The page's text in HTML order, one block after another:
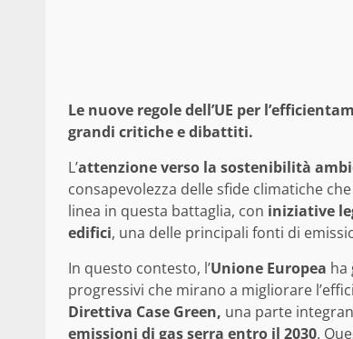
Le nuove regole dell’UE per
grandi critiche e dibattiti.
L’attenzione verso la sostenibilità
consapevolezza delle sfide climatiche
linea in questa battaglia, con iniziative
edifici, una delle principali fonti di
In questo contesto, l’Unione Europea ha
progressivi che mirano a migliorare
Direttiva Case Green, una parte
emissioni di gas serra entro il 2030.